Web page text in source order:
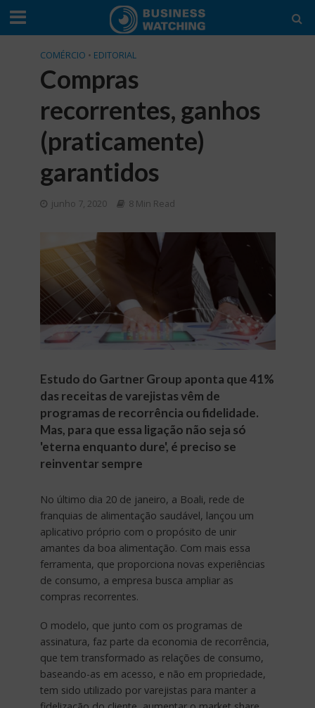
COMÉRCIO • EDITORIAL
Compras
recorrentes, ganhos
(praticamente)
garantidos
junho 7, 2020 8 Min Read
Estudo do Gartner Group aponta que 41%
das receitas de varejistas vêm de
programas de recorrência ou fidelidade.
Mas, para que essa ligação não seja só
'eterna enquanto dure', é preciso se
reinventar sempre
No último dia 20 de janeiro, a Boali, rede de
franquias de alimentação saudável, lançou um
aplicativo próprio com o propósito de unir
amantes da boa alimentação. Com mais essa
ferramenta, que proporciona novas experiências
de consumo, a empresa busca ampliar as
compras recorrentes.
O modelo, que junto com os programas de
assinatura, faz parte da economia de recorrência,
que tem transformado as relações de consumo,
baseando-as em acesso, e não em propriedade,
tem sido utilizado por varejistas para manter a